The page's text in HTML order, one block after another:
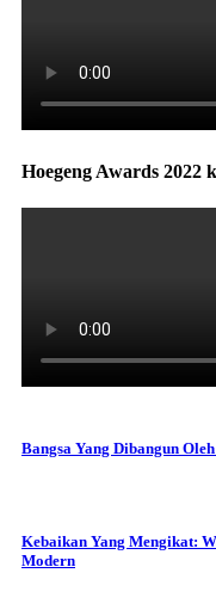
Hoegeng Awards 2022
Bangsa Yang Dibangun
Kebaikan Yang Mengikat:
Modern